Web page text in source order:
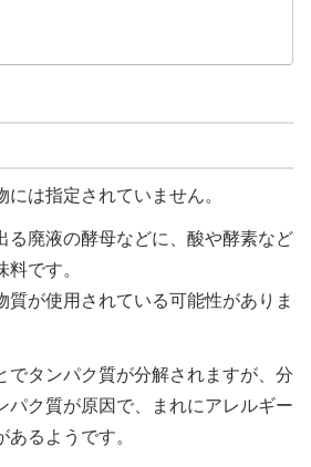
は指定されていません。
る廃液の酵母などに、酸や酵素など
です。
質が使用されている可能性がありま
でタンパク質が分解されますが、分
パク質が原因で、まれにアレルギー
るようです。